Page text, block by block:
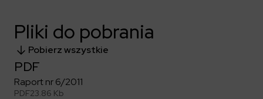
Historia
Grupa kapitałowa
Portfolio
Dokumenty firmowe
Certyfikaty
Elektroenergetyka
Resorty obronne
Przemysł
Infrastruktura użyteczności publicznej
Relacje inwestorskie
Dowiedz się więcej
Raporty
Kariera
Dowiedz się więcej
Pliki do pobrania
Pobierz wszystkie
PDF
Raport nr 6/2011
PDF23.86 Kb